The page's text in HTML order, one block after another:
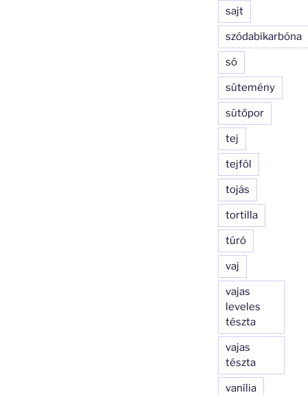
sajt
szódabikarbóna
só
sütemény
sütőpor
tej
tejföl
tojás
tortilla
túró
vaj
vajas
leveles
tészta
vajas
tészta
vanília